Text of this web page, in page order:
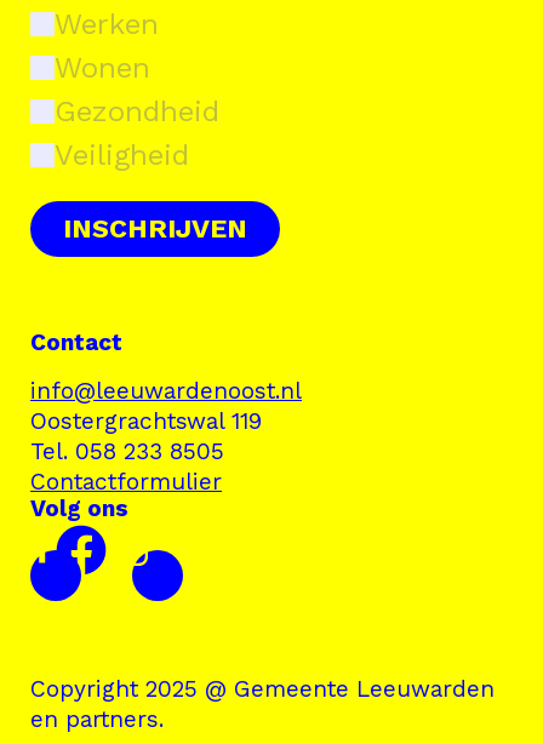
Werken
Wonen
Gezondheid
Veiligheid
INSCHRIJVEN
Contact
info@leeuwardenoost.nl
Oostergrachtswal 119
Tel. 058 233 8505
Contactformulier
Volg ons
Copyright 2025 @ Gemeente Leeuwarden
en partners.